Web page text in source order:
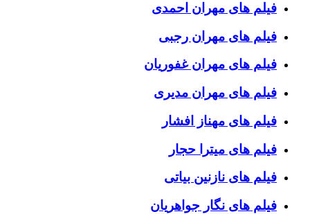
فیلم های مهران احمدی
فیلم های مهران رجبی
فیلم های مهران غفوریان
فیلم های مهران مدیری
فیلم های مهناز افشار
فیلم های میترا حجار
فیلم های نازنین بیاتی
فیلم های نگار جواهریان